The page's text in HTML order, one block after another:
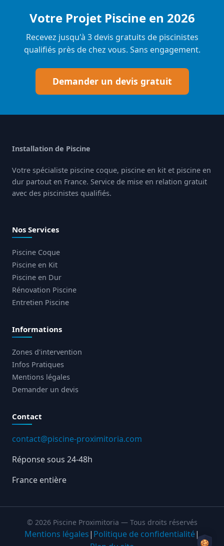
Votre Projet Piscine en 2026
Recevez jusqu'à 3 devis gratuits de piscinistes
qualifiés près de chez vous. Sans engagement.
Demander un devis gratuit
Installation de Piscine
Votre spécialiste piscine coque, piscine en kit et piscine en
dur partout en France. Service de mise en relation gratuit
avec des piscinistes qualifiés.
Nos Services
Piscine Coque
Piscine en Kit
Piscine en Dur
Rénovation Piscine
Entretien Piscine
Informations
Zones d'intervention
Infos Pratiques
Mentions légales
Demander un devis
Contact
contact@piscine-proximitoria.com
Réponse sous 24-48h
France entière
© 2026 Piscine Proximitoria — Tous droits réservés
Mentions légales| Politique de confidentialité|